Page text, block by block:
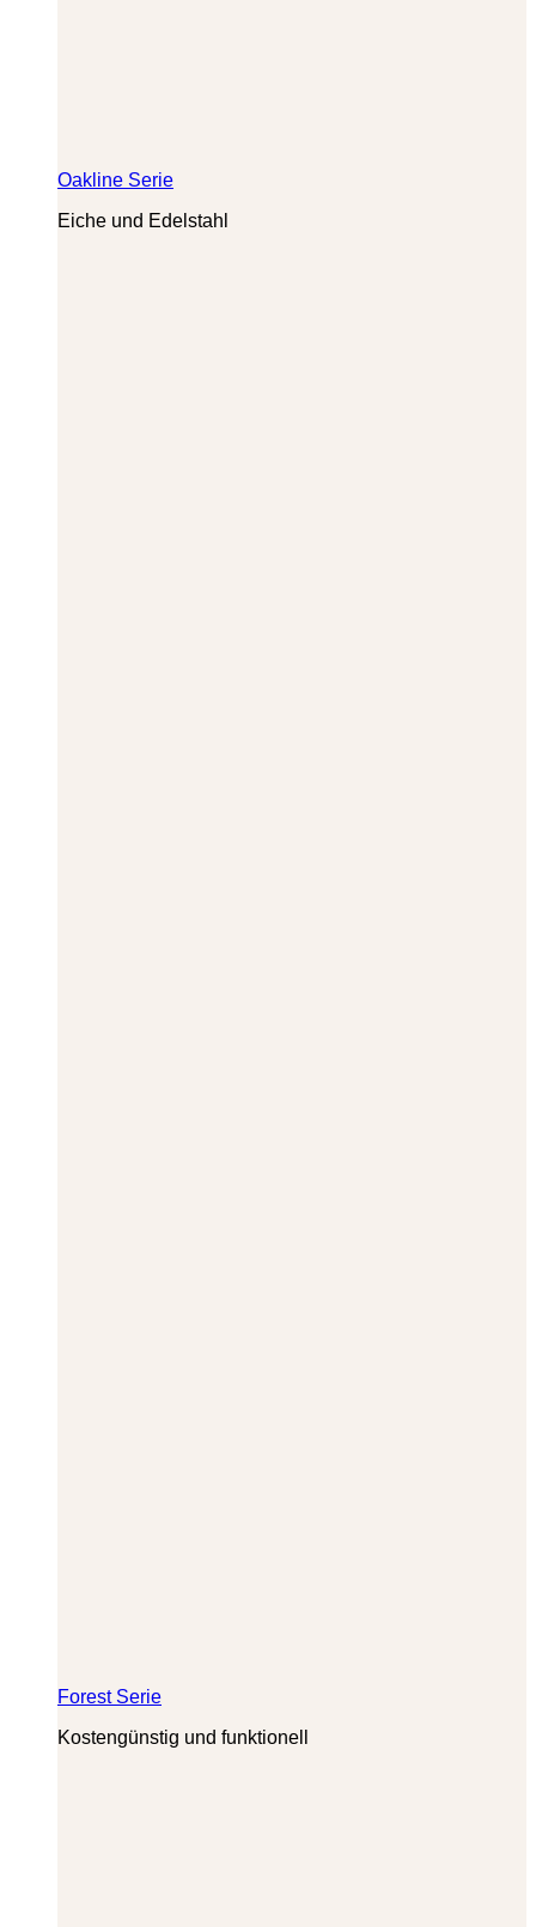
Oakline Serie
Eiche und Edelstahl
Forest Serie
Kostengünstig und funktionell